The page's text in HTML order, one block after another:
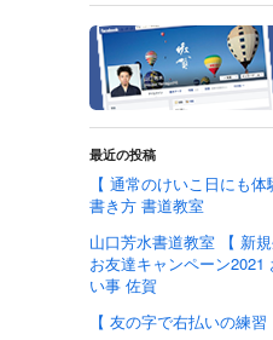
最近の投稿
【 通常のけいこ日にも
書き方 書道教室
山口芳水書道教室 【 新
お友達キャンペーン
い事 佐賀
【 友の字で右払いの練